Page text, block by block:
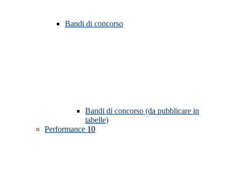
Bandi di concorso
Bandi di concorso (da pubblicare in
tabelle)
Performance 10